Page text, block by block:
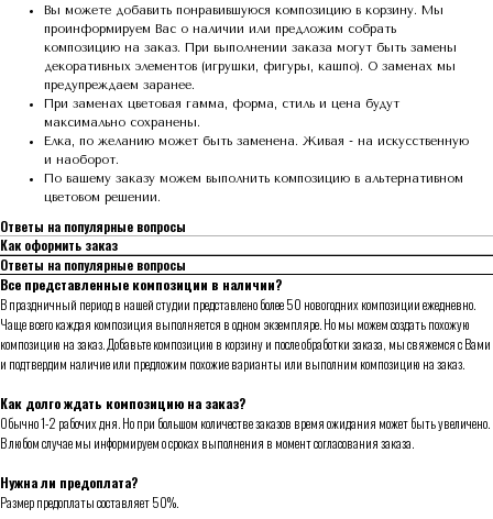
Вы можете добавить понравившуюся композицию в корзину. Мы
проинформируем Вас о наличии или предложим собрать
композицию на заказ. При выполнении заказа могут быть замены
декоративных элементов (игрушки, фигуры, кашпо). О заменах мы
предупреждаем заранее.
При заменах цветовая гамма, форма, стиль и цена будут
максимально сохранены.
Елка, по желанию может быть заменена. Живая - на искусственную
и наоборот.
По вашему заказу можем выполнить композицию в альтернативном
цветовом решении.
Ответы на популярные вопросы
Как оформить заказ
Ответы на популярные вопросы
Все представленные композиции в наличии?
В праздничный период в нашей студии представлено более 50 новогодних композиции ежедневно.
Чаще всего каждая композиция выполняется в одном экземпляре. Но мы можем создать похожую
композицию на заказ. Добавьте композицию в корзину и после обработки заказа, мы свяжемся с Вами
и подтвердим наличие или предложим похожие варианты или выполним композицию на заказ.
Как долго ждать композицию на заказ?
Обычно 1-2 рабочих дня. Но при большом количестве заказов время ожидания может быть увеличено.
В любом случае мы информируем о сроках выполнения в момент согласования заказа.
Нужна ли предоплата?
Размер предоплаты составляет 50%.